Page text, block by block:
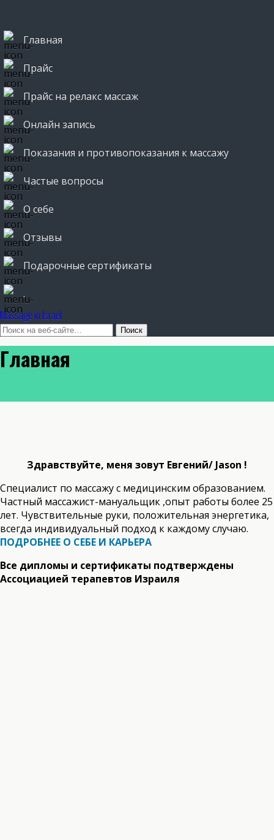
Главная
Прайс
Прайс на релакс массаж
Онлайн запись
Показания и противопоказания к массажу
Частые вопросы
О себе
Отзывы
Подарочные сертификаты
.
Massage in Israel
Главная
Здравствуйте, меня зовут Евгений/ Jason !
Специалист по массажу с медицинским образованием.
Частный массажист-мануальщик ,опыт работы более 25
лет. Чувствительные руки, положительная энергетика,
всегда индивидуальный подход к каждому случаю.
ПОДРОБНЕЕ О СЕБЕ И КАРЬЕРА
Все дипломы и сертификаты подтверждены
Ассоциацией терапевтов Израиля